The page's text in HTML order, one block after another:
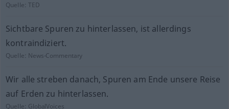
Quelle:TED
Sichtbare Spuren zu hinterlassen, ist allerdings
kontraindiziert.
Quelle: News-Commentary
Wir alle streben danach, Spuren am Ende unsere Reise
auf Erden zu hinterlassen.
Quelle: GlobalVoices